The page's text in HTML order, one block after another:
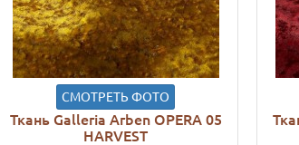
СМОТРЕТЬ ФОТО
Ткань Galleria Arben OPERA 05
HARVEST